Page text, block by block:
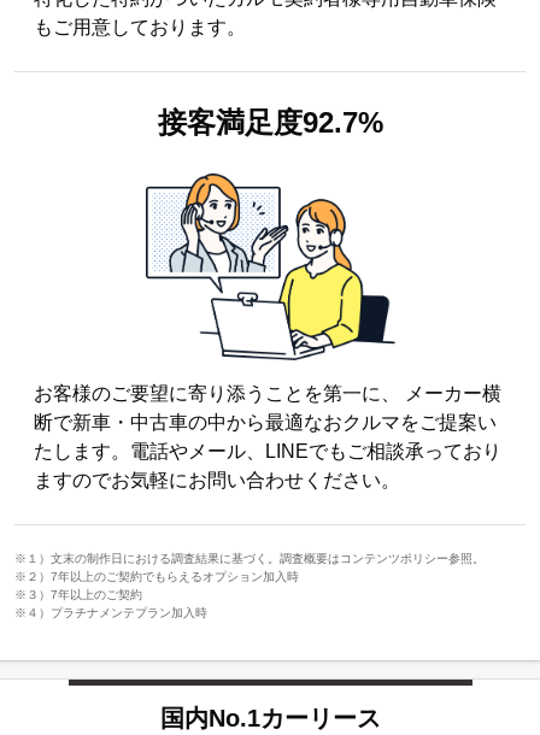
もご用意しております。
接客満足度92.7%
お客様のご要望に寄り添うことを第一に、 メーカー横
断で新車・中古車の中から最適なおクルマをご提案い
たします。電話やメール、LINEでもご相談承っており
ますのでお気軽にお問い合わせください。
※１）文末の制作日における調査結果に基づく。調査概要はコンテンツポリシー参照。
※２）7年以上のご契約でもらえるオプション加入時
※３）7年以上のご契約
※４）プラチナメンテプラン加入時
国内No.1カーリース